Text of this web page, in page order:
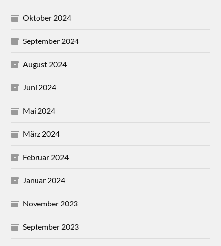
Oktober 2024
September 2024
August 2024
Juni 2024
Mai 2024
März 2024
Februar 2024
Januar 2024
November 2023
September 2023